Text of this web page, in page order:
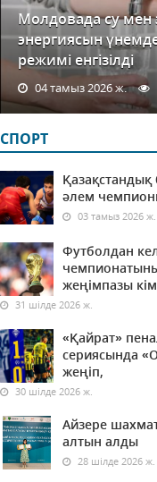
Молдовада су мен
энергиясын
режимі енгізілді
04 тамыз 2026 ж.
СПОРТ
Қазақстандық
әлем
03 тамыз 2026 ж.
Футболдан
жеңімпазы кім
31 шілде 2026 ж.
«Қайрат»
сериясында
жеңіп,
30 шілде 2026 ж.
Айзере
алтын алды
28 шілде 2026 ж.